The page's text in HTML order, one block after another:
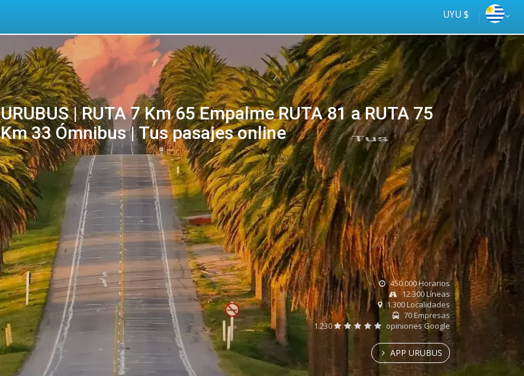
UYU $
URUBUS | RUTA 7 Km 65 Empalme RUTA 81 a RUTA 75
Km 33 Ómnibus | Tus pasajes online
online
Tus
ómnibus
450.000 Horarios
12.300 Líneas
1.300 Localidades
70 Empresas
1.230
opiniones Google
APP URUBUS